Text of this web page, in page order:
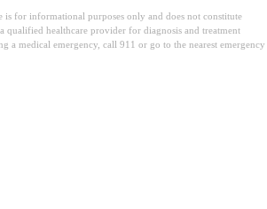
is for informational purposes only and does not constitute
qualified healthcare provider for diagnosis and treatment
a medical emergency, call 911 or go to the nearest emergency